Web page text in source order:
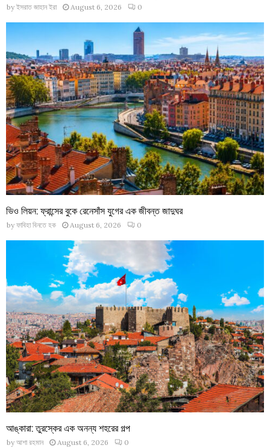
by ইসরাত জাহান ইরা August 6, 2026 0
ভিও লিয়ন: ফ্রান্সের বুকে রেনেসাঁস যুগের এক জীবন্ত জাদুঘর
by ফাবিহা বিনতে হক August 6, 2026 0
আঙ্কারা: তুরস্কের এক অনন্য শহরের গল্প
by আশা রহমান August 6, 2026 0